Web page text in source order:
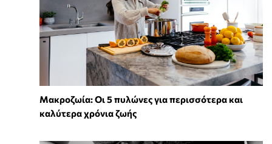
Mακροζωία: Οι 5 πυλώνες για περισσότερα και
καλύτερα χρόνια ζωής